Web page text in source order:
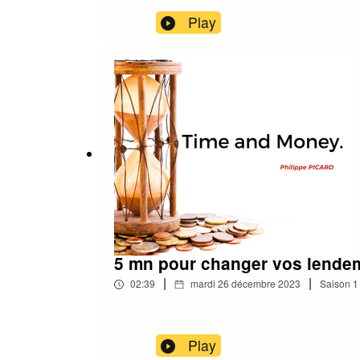
Play
5 mn pour changer vos
02:39 | mardi 26 décembre 2023 | Saison 1
Play